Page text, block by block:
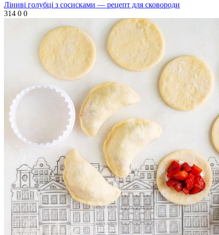
Ліниві голубці з сосисками — рецепт для сковороди
314 0 0